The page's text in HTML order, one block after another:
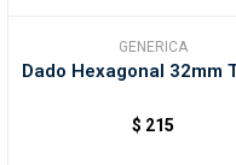
GENERICA
Dado Hexagonal 32mm
$ 215